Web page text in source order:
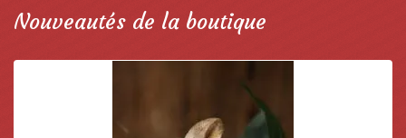
Nouveautés de la boutique